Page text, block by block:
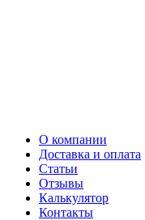
О компании
Доставка и оплата
Статьи
Отзывы
Калькулятор
Контакты